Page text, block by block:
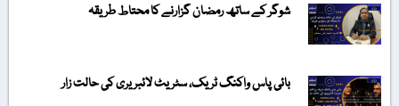
شوگر کے ساتھ رمضان گزارنے کا محتاط طریقہ
بائی پاس واکنگ ٹریک، سٹریٹ لائبریری کی حالت زار